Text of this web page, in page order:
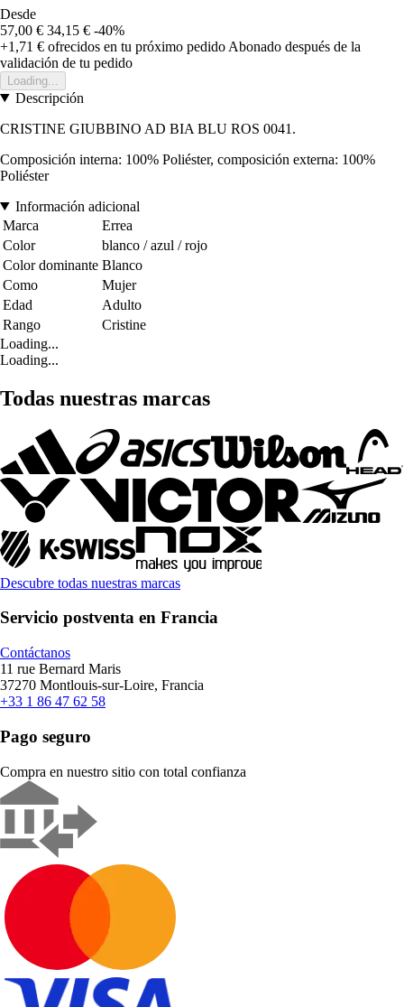
Desde
57,00 € 34,15 € -40%
+1,71 € ofrecidos en tu próximo pedido Abonado después de la
validación de tu pedido
Loading...
Descripción
CRISTINE GIUBBINO AD BIA BLU ROS 0041.
Composición interna: 100% Poliéster, composición externa: 100%
Poliéster
Información adicional
Marca
Errea
Color
blanco / azul / rojo
Color dominante Blanco
Como
Mujer
Edad
Adulto
Rango
Cristine
Loading...
Loading...
Todas nuestras marcas
Descubre todas nuestras marcas
Servicio postventa en Francia
Contáctanos
11 rue Bernard Maris
37270 Montlouis-sur-Loire, Francia
+33 1 86 47 62 58
Pago seguro
Compra en nuestro sitio con total confianza